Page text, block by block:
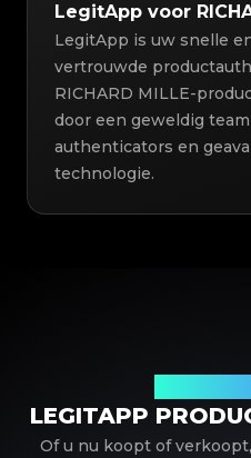
LegitApp voor
LegitApp is uw snelle
vertrouwde
RICHARD MILLE-
door een geweldig
authenticators en
technologie.
LEGITAPP
Of u nu koopt of